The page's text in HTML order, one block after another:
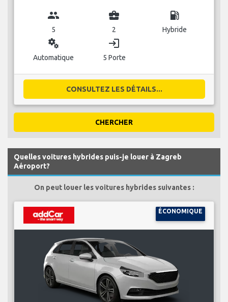
group
5
business_center
2
local_gas_station
Hybride
miscellaneous_services
Automatique
login
5 Porte
CONSULTEZ LES DÉTAILS...
CHERCHER
Quelles voitures hybrides puis-je louer à Zagreb
Aéroport?
On peut louer les voitures hybrides suivantes :
ÉCONOMIQUE